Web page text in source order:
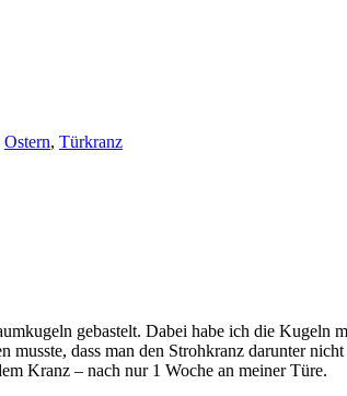
Ostern, Türkranz
gebastelt. Dabei habe ich die
musste, dass man den Strohkranz darunter
Kranz – nach nur 1 Woche an meiner Türe.